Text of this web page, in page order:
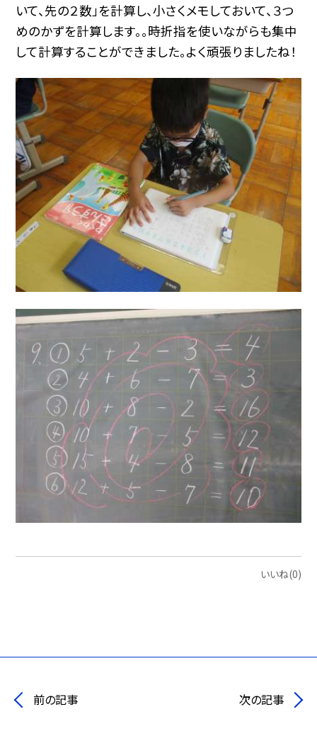
いて、先の２数」を計算し、小さくメモしておいて、３つ
めのかずを計算します。。時折指を使いながらも集中
して計算することができました。よく頑張りましたね！
いいね(0)
前の記事 次の記事